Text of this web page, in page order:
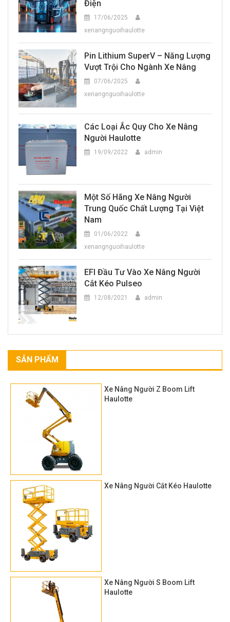
Điện
17/06/2025
xenangnguoihaulotte
Pin Lithium SuperV – Năng Lượng
Vượt Trội Cho Ngành Xe Nâng
07/06/2025
xenangnguoihaulotte
Các Loại Ắc Quy Cho Xe Nâng
Người Haulotte
19/09/2022 admin
Một Số Hãng Xe Nâng Người
Trung Quốc Chất Lượng Tại Việt
Nam
01/06/2022
xenangnguoihaulotte
EFI Đầu Tư Vào Xe Nâng Người
Cắt Kéo Pulseo
12/08/2021 admin
SẢN PHẨM
Xe Nâng Người Z Boom Lift
Haulotte
Xe Nâng Người Cắt Kéo Haulotte
Xe Nâng Người S Boom Lift
Haulotte